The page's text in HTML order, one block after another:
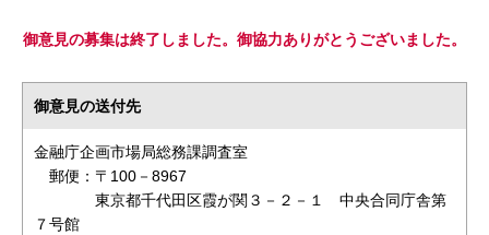
御意見の募集は終了しました。御協力ありがとうございました。
御意見の送付先
金融庁企画市場局総務課調査室
郵便：〒100－8967
東京都千代田区霞が関３－２－１ 中央合同庁舎第
７号館